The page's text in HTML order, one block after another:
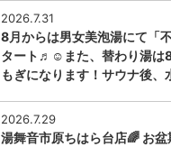
2026.7.31
8月からは男女美泡湯にて「
タート♬☺また、替わり湯は
もぎになります！サウナ後
2026.7.29
湯舞音市原ちはら台店🌈 お盆